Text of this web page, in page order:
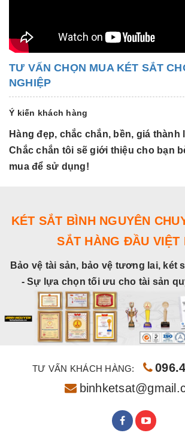
TƯ VẤN CHỌN MUA KÉT SẮT
NGHIỆP
Ý kiến khách hàng
Hàng đẹp, chắc chắn, bền, giá thành
Chắc chắn tôi sẽ giới thiệu cho bạn
mua để sử dụng!
KÉT SẮT BÌNH NGUYÊN
SẮT HÀNG ĐẦU VIỆT
Bảo vệ tài sản, bảo vệ tương lai, két
- Sự lựa chọn tối ưu cho tài sản
TƯ VẤN KHÁCH HÀNG: